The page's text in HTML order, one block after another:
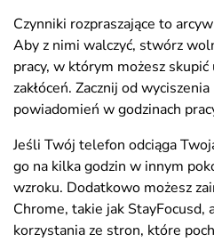
Czynniki rozpraszające to
Aby z nimi walczyć, stwórz
pracy, w którym możesz skupić
zakłóceń. Zacznij od
powiadomień w godzinach
Jeśli Twój telefon odciąga
go na kilka godzin w innym
wzroku. Dodatkowo możesz
Chrome, takie jak
korzystania ze stron, które